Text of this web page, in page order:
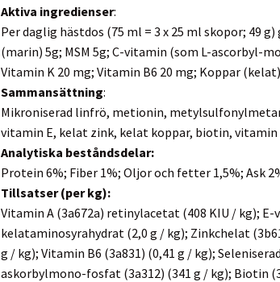
Aktiva ingredienser:
Per daglig hästdos (75 ml = 3 x 25 ml skopor; 49
(marin) 5g; MSM 5g; C-vitamin (som L-ascorbyl-
Vitamin K 20 mg; Vitamin B6 20 mg; Koppar
Sammansättning:
Mikroniserad linfrö, metionin,
vitamin E, kelat zink, kelat koppar, biotin,
Analytiska beståndsdelar:
Protein 6%; Fiber 1%; Oljor och fetter 1,5%; Ask
Tillsatser (per kg):
Vitamin A (3a672a) retinylacetat (408 KIU / kg);
kelataminosyrahydrat (2,0 g / kg); Zinkchelat
g / kg); Vitamin B6 (3a831) (0,41 g / kg);
askorbylmono-fosfat (3a312) (341 g / kg); Biotin